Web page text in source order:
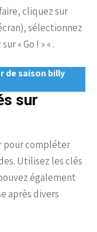
cliquez sur
sélectionnez
« Go ! » « .
de saison billy
sur
pour compléter
Utilisez les clés
également
après divers